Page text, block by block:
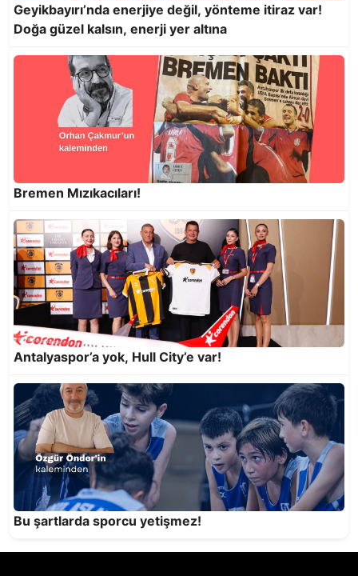
Kahire Piramitleriyle, Antalya EGO ile
Semt spor sahaları bakımsızlıktan dökülüyor!
Geyikbayırı’nda enerjiye değil, yönteme itiraz var!
Doğa güzel kalsın, enerji yer altına
Bremen Mızıkacıları!
Antalyaspor’a yok, Hull City’e var!
Bu şartlarda sporcu yetişmez!